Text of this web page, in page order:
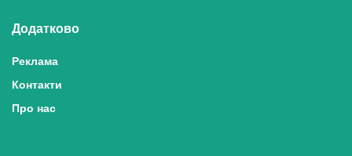
Додатково
Реклама
Контакти
Про нас